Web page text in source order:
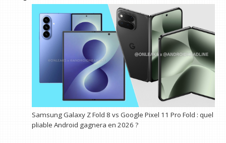
Samsung Galaxy Z Fold 8 vs Google Pixel 11 Pro Fold : quel
pliable Android gagnera en 2026 ?